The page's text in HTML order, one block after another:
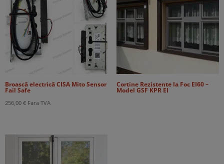
Broască electrică CISA Mito Sensor
Fail Safe
256,00 € Fara TVA
Cortine Rezistente la Foc EI60 –
Model GSF KPR EI